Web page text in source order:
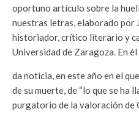
oportuno artículo sobre la
nuestras letras, elaborado por
historiador, crítico literario y
Universidad de Zaragoza. En él
da noticia, en este año en el
de su muerte, de “lo que se ha
purgatorio de la valoración de